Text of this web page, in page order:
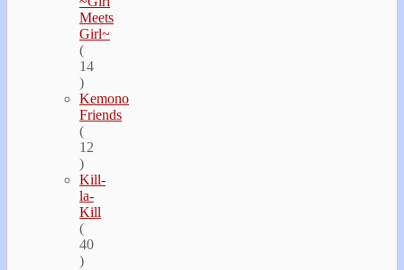
Meets
Girl~
(
14
)
Kemono
Friends
(
12
)
Kill-
la-
Kill
(
40
)